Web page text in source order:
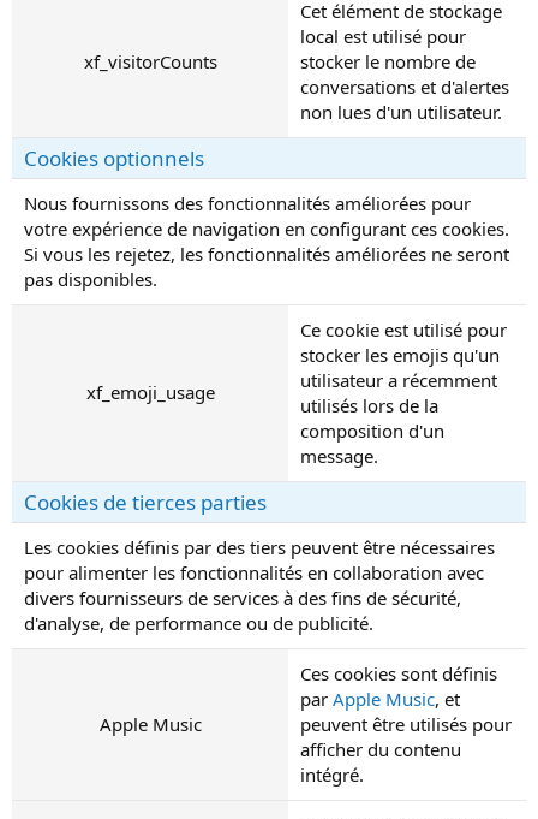
xf_visitorCounts
Cet élément de stockage
local est utilisé pour
stocker le nombre de
conversations et d'alertes
non lues d'un utilisateur.
Cookies optionnels
Nous fournissons des fonctionnalités améliorées pour
votre expérience de navigation en configurant ces cookies.
Si vous les rejetez, les fonctionnalités améliorées ne seront
pas disponibles.
xf_emoji_usage
Ce cookie est utilisé pour
stocker les emojis qu'un
utilisateur a récemment
utilisés lors de la
composition d'un
message.
Cookies de tierces parties
Les cookies définis par des tiers peuvent être nécessaires
pour alimenter les fonctionnalités en collaboration avec
divers fournisseurs de services à des fins de sécurité,
d'analyse, de performance ou de publicité.
Apple Music
Ces cookies sont définis
par Apple Music, et
peuvent être utilisés pour
afficher du contenu
intégré.